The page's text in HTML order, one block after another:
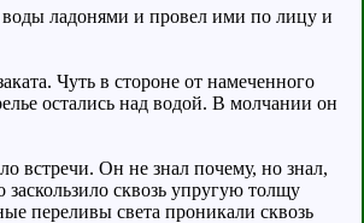
ладонями и провел ими по лицу и
Чуть в стороне от намеченного
остались над водой. В молчании он
встречи. Он не знал почему, но знал,
сквозь упругую толщу
переливы света проникали сквозь